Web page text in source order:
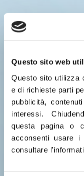
Questo sito web
Questo sito utilizza
e di richieste parti
pubblicità,
interessi.
questa pagina o
acconsenti usare
consultare